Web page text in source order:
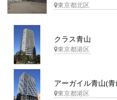
東京都北区
クラス青山
東京都港区
アーガイル青山(
東京都港区